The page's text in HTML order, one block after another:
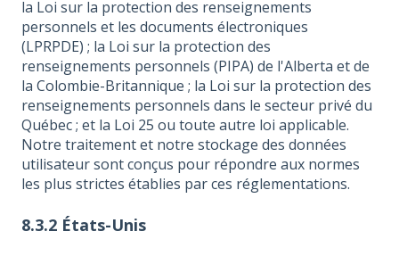
la Loi sur la protection des renseignements
personnels et les documents électroniques
(LPRPDE) ; la Loi sur la protection des
renseignements personnels (PIPA) de l'Alberta et de
la Colombie-Britannique ; la Loi sur la protection des
renseignements personnels dans le secteur privé du
Québec ; et la Loi 25 ou toute autre loi applicable.
Notre traitement et notre stockage des données
utilisateur sont conçus pour répondre aux normes
les plus strictes établies par ces réglementations.
8.3.2 États-Unis